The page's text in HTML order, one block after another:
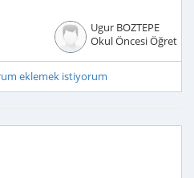
Ugur BOZTEPE
Okul Öncesi
eklemek istiyorum